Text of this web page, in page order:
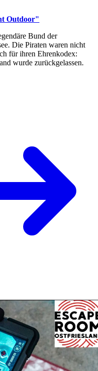
Outdoor"
Bund der
Die Piraten waren nicht
für ihren Ehrenkodex:
wurde zurückgelassen.